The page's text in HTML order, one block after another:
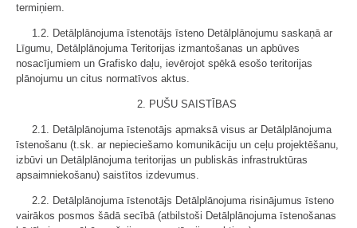
termiņiem.
1.2. Detālplānojuma īstenotājs īsteno Detālplānojumu saskaņā ar
Līgumu, Detālplānojuma Teritorijas izmantošanas un apbūves
nosacījumiem un Grafisko daļu, ievērojot spēkā esošo teritorijas
plānojumu un citus normatīvos aktus.
2. PUŠU SAISTĪBAS
2.1. Detālplānojuma īstenotājs apmaksā visus ar Detālplānojuma
īstenošanu (t.sk. ar nepieciešamo komunikāciju un ceļu projektēšanu,
izbūvi un Detālplānojuma teritorijas un publiskās infrastruktūras
apsaimniekošanu) saistītos izdevumus.
2.2. Detālplānojuma īstenotājs Detālplānojuma risinājumus īsteno
vairākos posmos šādā secībā (atbilstoši Detālplānojuma īstenošanas